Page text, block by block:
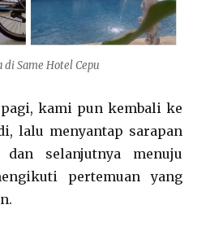
di Same Hotel Cepu
kami pun kembali ke
lalu menyantap sarapan
selanjutnya menuju
pertemuan yang